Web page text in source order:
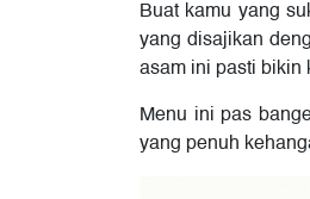
Buat kamu yang
yang disajikan
asam ini pasti bikin
Menu ini pas
yang penuh